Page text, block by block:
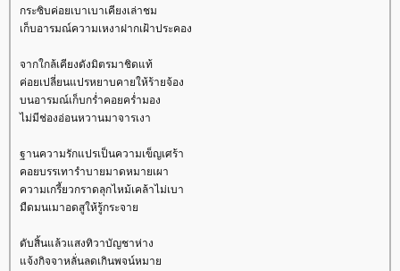
กระซิบค่อยเบาเบาเคียงเล่าชม
เก็บอารมณ์ความเหงาฝากเฝ้าประคอง
จากใกล้เคียงดังมิตรมาชิดแท้
ค่อยเปลี่ยนแปรหยาบคายให้ร้ายจ้อง
บนอารมณ์เก็บกร่ำคอยคร่ำมอง
ไม่มีช่องอ่อนหวานมาจารเงา
ฐานความรักแปรเป็นความเข็ญเศร้า
คอยบรรเทารำบายมาดหมายเผา
ความเกรี้ยวกราดลุกไหม้เคล้าไม่เบา
มืดมนเมาอดสูให้รู้กระจา
ดับสิ้นแล้วแสงทิวาบัญชาห่าง
จ้งกิจจาหลั่นลดเกินพจน์หมา